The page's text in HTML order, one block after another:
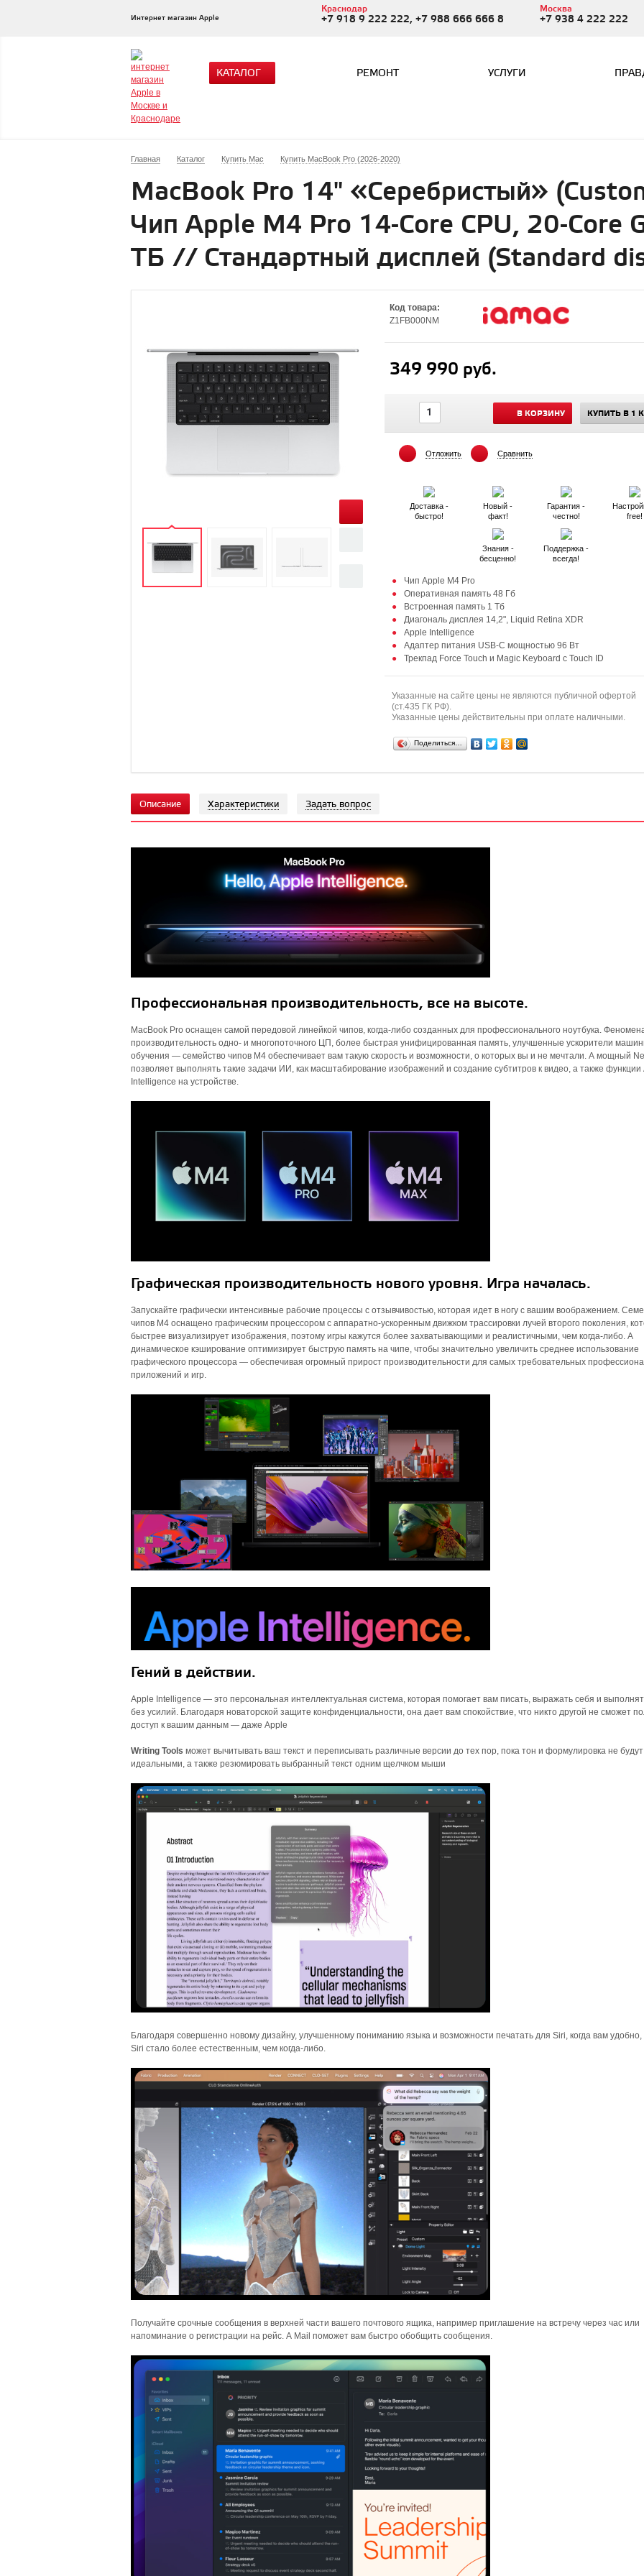
Интернет магазин Apple
Краснодар
+7 918 9 222 222, +7 988 666 666 8
Москва
+7 938 4 222 222
КАТАЛОГ РЕМОНТ УСЛУГИ
Главная Каталог Купить Mac Купить MacBook Pro (2026-2020)
MacBook Pro 14" «Серебристый»
Чип Apple M4 Pro 14-Core CPU, 20-Core
ТБ // Стандартный дисплей (Standard
Код товара:
Z1FB000NM
349 990 руб.
В КОРЗИНУ КУПИТЬ В 1
Отложить Сравнить
Доставка -
быстро!
Новый -
факт!
Гарантия -
честно!
free!
Знания -
бесценно!
Поддержка -
всегда!
Чип Apple M4 Pro
Оперативная память 48 Гб
Встроенная память 1 Тб
Диагональ дисплея 14,2", Liquid Retina XDR
Apple Intelligence
Адаптер питания USB-C мощностью 96 Вт
Трекпад Force Touch и Magic Keyboard с Touch ID
Указанные на сайте цены не являются публичной офертой
(ст.435 ГК РФ).
Указанные цены действительны при оплате наличными.
Поделиться…
Описание Характеристики Задать вопрос
Профессиональная производительность, все на высоте.
MacBook Pro оснащен самой передовой линейкой чипов, когда-либо созданных для профессионального ноутбука.
производительность одно- и многопоточного ЦП, более быстрая унифицированная память, улучшенные ускорители
обучения — семейство чипов M4 обеспечивает вам такую ​​скорость и возможности, о которых вы и не мечтали. А мощный
позволяет выполнять такие задачи ИИ, как масштабирование изображений и создание субтитров к видео, а также функции
Intelligence на устройстве.
Графическая производительность нового уровня. Игра началась.
Запускайте графически интенсивные рабочие процессы с отзывчивостью, которая идет в ногу с вашим воображением.
чипов M4 оснащено графическим процессором с аппаратно-ускоренным движком трассировки лучей второго поколения,
быстрее визуализирует изображения, поэтому игры кажутся более захватывающими и реалистичными, чем когда-либо. А
динамическое кэширование оптимизирует быструю память на чипе, чтобы значительно увеличить среднее использование
графического процессора — обеспечивая огромный прирост производительности для самых требовательных
приложений и игр.
Гений в действии.
Apple Intelligence — это персональная интеллектуальная система, которая помогает вам писать, выражать себя и
без усилий. Благодаря новаторской защите конфиденциальности, она дает вам спокойствие, что никто другой не сможет
доступ к вашим данным — даже Apple
Writing Tools может вычитывать ваш текст и переписывать различные версии до тех пор, пока тон и формулировка не будут
идеальными, а также резюмировать выбранный текст одним щелчком мыши
Благодаря совершенно новому дизайну, улучшенному пониманию языка и возможности печатать для Siri, когда вам
Siri стало более естественным, чем когда-либо.
Получайте срочные сообщения в верхней части вашего почтового ящика, например приглашение на встречу через час или
напоминание о регистрации на рейс. А Mail поможет вам быстро обобщить сообщения.